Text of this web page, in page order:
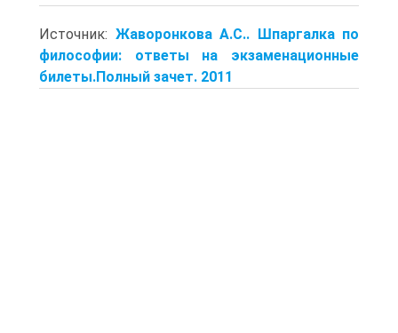
Источник: Жаворонкова А.С.. Шпаргалка по
философии: ответы на экзаменационные
билеты.Полный зачет. 2011